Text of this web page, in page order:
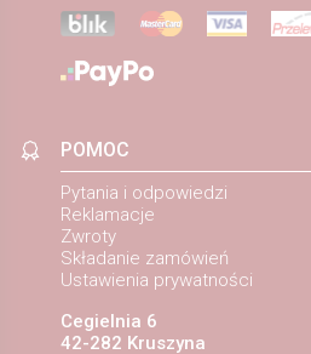
POMOC
Pytania i odpowiedzi
Reklamacje
Zwroty
Składanie zamówień
Ustawienia prywatności
Cegielnia 6
42-282 Kruszyna